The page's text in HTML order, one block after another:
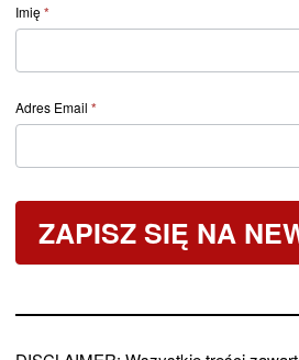
Form
post
Dywidendowy
Imię*
Adres Email *
ZAPISZ SIĘ NA